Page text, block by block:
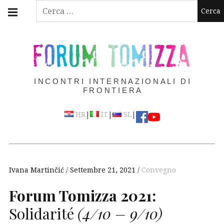
Ricerca
Skip
FORUM TOMIZZA
INCONTRI INTERNAZIONALI DI
FRONTIERA
HR| IT | SL|
navigation
Ivana Martinčić Settembre 21, 2021 Convegno
Forum Tomizza 2021:
Solidarité (4/10 – 9/10)